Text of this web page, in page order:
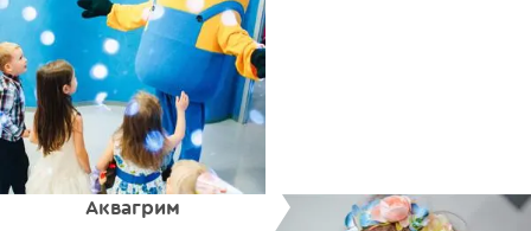
Аквагрим